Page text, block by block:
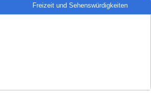
Freizeit und Sehenswürdigkeiten